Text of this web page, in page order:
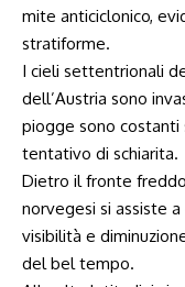
mite anticiclonico,
stratiforme.
I cieli settentrionali
dell’Austria sono
piogge sono costanti
tentativo di schiarita.
Dietro il fronte
norvegesi si assiste
visibilità e
del bel tempo.